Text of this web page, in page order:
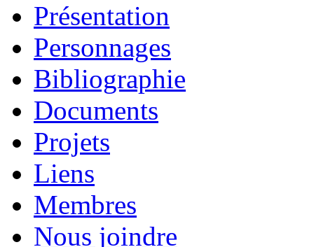
Présentation
Personnages
Bibliographie
Documents
Projets
Liens
Membres
Nous joindre